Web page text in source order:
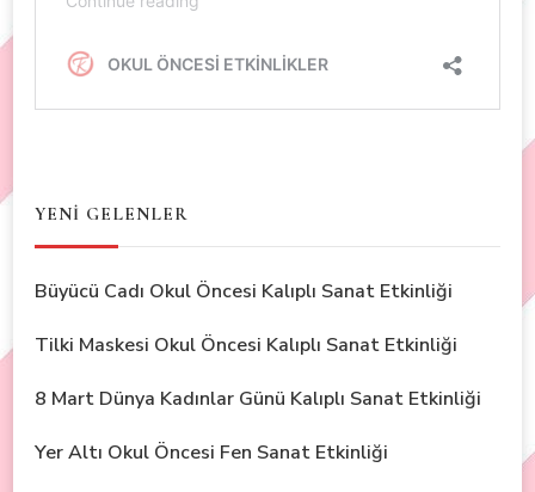
YENİ GELENLER
Büyücü Cadı Okul Öncesi Kalıplı Sanat Etkinliği
Tilki Maskesi Okul Öncesi Kalıplı Sanat Etkinliği
8 Mart Dünya Kadınlar Günü Kalıplı Sanat Etkinliği
Yer Altı Okul Öncesi Fen Sanat Etkinliği